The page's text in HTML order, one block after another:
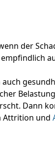
der
Dann
Attrition und